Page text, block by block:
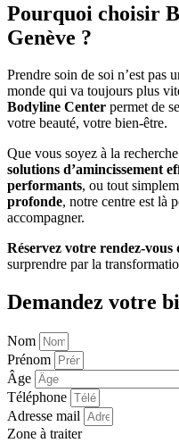
Pourquoi choisir
Genève ?
Prendre soin de soi n’est pas
monde qui va toujours plus
Bodyline Center permet de
votre beauté, votre bien-être.
Que vous soyez à la
solutions d’amincissement
performants, ou tout
profonde, notre centre est là
accompagner.
Réservez votre rendez-vous
surprendre par la
Demandez votre
Nom
Prénom
Âge
Téléphone
Adresse mail
Zone à traiter